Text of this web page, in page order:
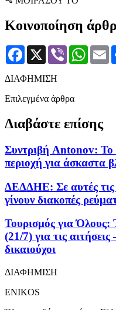
Κοινοποίηση
Facebook
X Viber
ΔΙΑΦΗΜΙΣΗ
Επιλεγμένα άρθρα
Διαβάστε επίσης
Συντριβή Antonov:
περιοχή για άσκαστα
ΔΕΔΔΗΕ: Σε αυτές τις
γίνουν διακοπές
Τουρισμός για Όλους:
(21/7) για τις
δικαιούχοι
ΔΙΑΦΗΜΙΣΗ
ENIKOS